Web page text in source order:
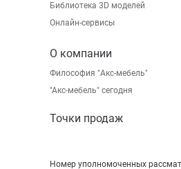
Библиотека 3D моделей
Онлайн-сервисы
О компании
Философия "Акс-мебель"
"Aкс-мебель" сегодня
Точки продаж
Номер уполномоченных